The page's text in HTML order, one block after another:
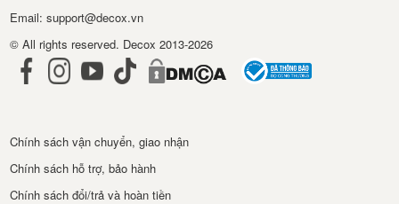
Email: support@decox.vn
© All rights reserved. Decox 2013-2026
Chính sách vận chuyển, giao nhận
Chính sách hỗ trợ, bảo hành
Chính sách đổi/trả và hoàn tiền